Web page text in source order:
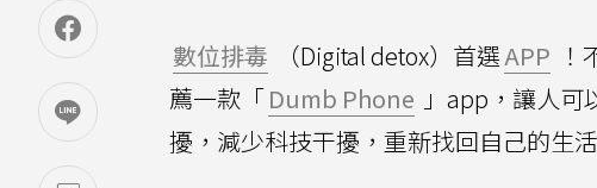
數位排毒 （Digital detox）首選APP
薦一款「Dumb Phone 」app，讓人
擾，減少科技干擾，重新找回自己的生